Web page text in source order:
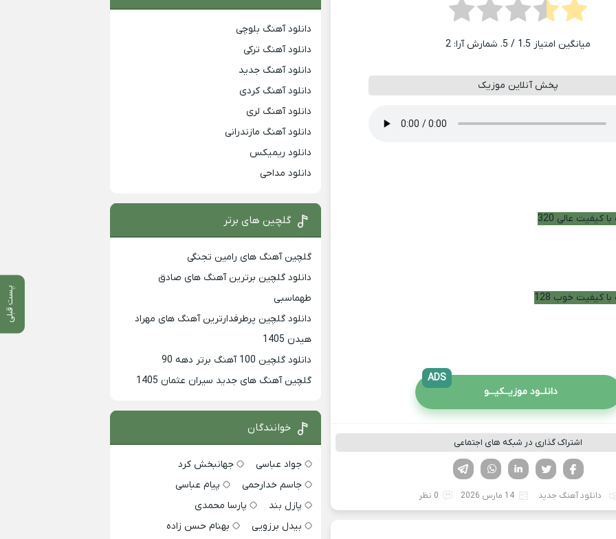
پست قبلی
میانگین امتیاز 1.5 / 5. شمارش آرا: 2
پخش آنلاین موزیک
کیفیت عالی 320
کیفیت خوب 128
دانلــود موزیــکیـــو
ADS
اشتراک گذاری در شبکه های اجتماعی
لینکدین تویتر
فیسوک
دانلود آهنگ جدید 14 مارس 2026 0 نظر
دانلود آهنگ بلوچی
دانلود آهنگ ترکی
دانلود آهنگ جدید
دانلود آهنگ کردی
دانلود آهنگ لری
دانلود آهنگ مازندرانی
دانلود ریمیکس
دانلود مداحی
گلچین های برتر
گلچین آهنگ های رامین تجنگی
دانلود گلچین برترین آهنگ های صادق
طهماسبی
دانلود گلچین پرطرفدارترین آهنگ های مهراد
هیدن 1405
دانلود گلچین 100 آهنگ برتر دهه 90
گلچین آهنگ های جدید سیران عثمان 1405
خوانندگان
جواد عباسی
جهانبخش کرد
جاسم خدارحمی
پیام عباسی
پازل بند
پارسا محمدی
بیدل برزویی
بهنام حسن زاده